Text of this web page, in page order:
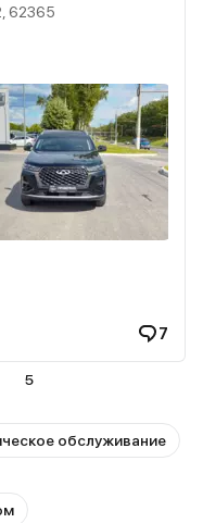
62365
7
5
обслуживание